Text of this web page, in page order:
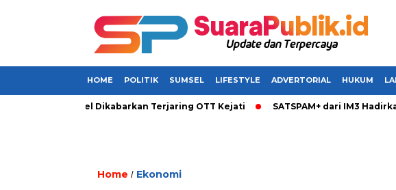
HOME POLITIK SUMSEL LIFESTYLE ADVERTORIAL HUKUM
di Sumsel Dikabarkan Terjaring OTT Kejati SATSPAM+ dari IM3
Home / Ekonomi